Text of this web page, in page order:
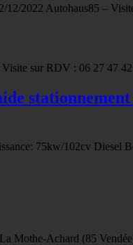
2022 Autohaus85 –
sur RDV : 06 27 47
stationnement
75kw/102cv Diesel
Mothe-Achard (85